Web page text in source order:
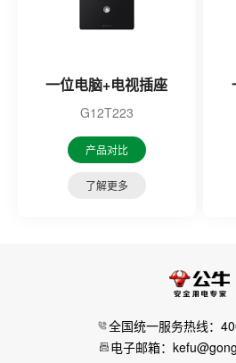
一位电脑+电视插座
G12T223
产品对比
了解更多
全国统一服务热线：
电子邮箱：